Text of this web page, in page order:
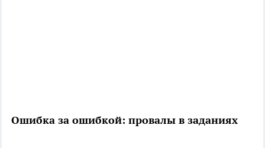
Ошибка за ошибкой: провалы в заданиях